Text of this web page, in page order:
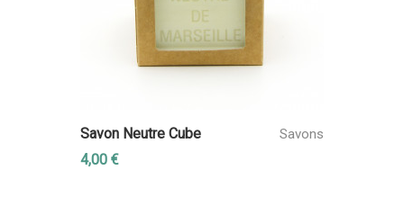
Savon Neutre Cube Savons
4,00 €